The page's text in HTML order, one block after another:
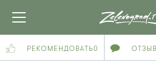
РЕКОМЕНДОВАТЬ0